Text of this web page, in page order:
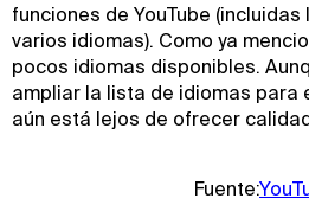
funciones de YouTube
varios idiomas). Como ya
pocos idiomas disponibles.
ampliar la lista de idiomas para
aún está lejos de ofrecer
Fuente: